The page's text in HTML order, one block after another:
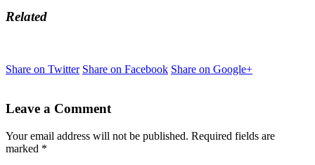
Related
Share on Twitter Share on Facebook Share on Google+
Leave a Comment
Your email address will not be published. Required fields are
marked *